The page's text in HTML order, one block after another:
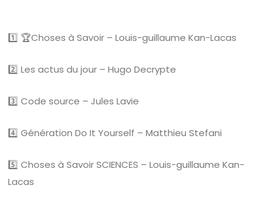
1️⃣ 🏆Choses à Savoir – Louis-guillaume Kan-Lacas
2️⃣ Les actus du jour – Hugo Decrypte
3️⃣ Code source – Jules Lavie
4️⃣ Génération Do It Yourself – Matthieu Stefani
5️⃣ Choses à Savoir SCIENCES – Louis-guillaume Kan-
Lacas